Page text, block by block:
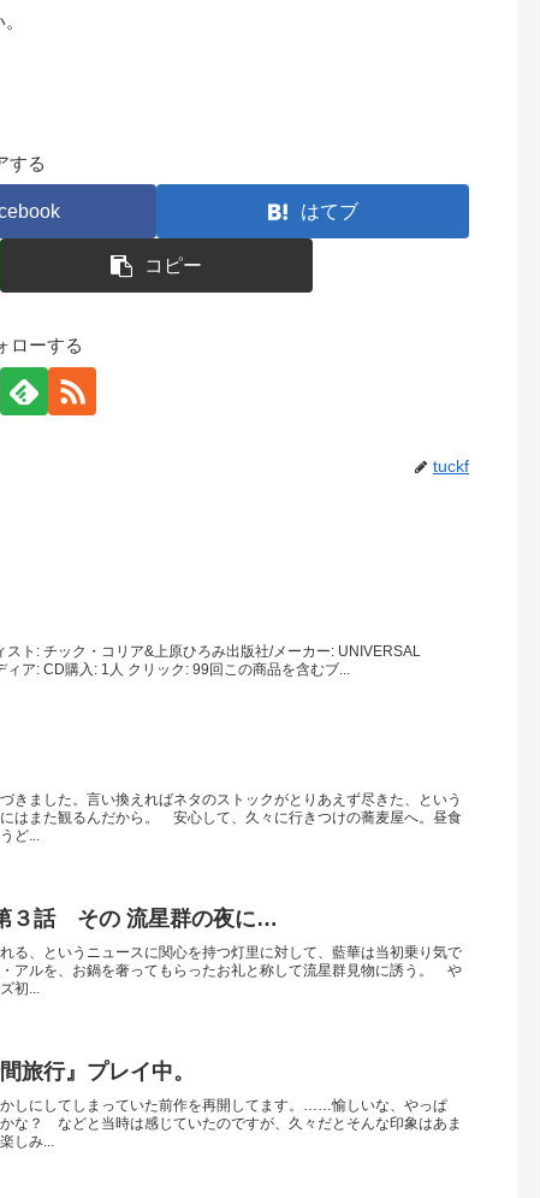
する
はてブ
コピー
ローする
tuckf
ト: チック・コリア&上原ひろみ出版社/メーカー: UNIVERSAL
ア: CD購入: 1人 クリック: 99回この商品を含むブ...
ました。言い換えればネタのストックがとりあえず尽きた、という
はまた観るんだから。 安心して、久々に行きつけの蕎麦屋へ。昼食
ど...
３話 その 流星群の夜に…
る、というニュースに関心を持つ灯里に対して、藍華は当初乗り気で
アルを、お鍋を奢ってもらったお礼と称して流星群見物に誘う。 や
初...
旅行』プレイ中。
しにしてしまっていた前作を再開してます。……愉しいな、やっぱ
な？ などと当時は感じていたのですが、久々だとそんな印象はあま
しみ...